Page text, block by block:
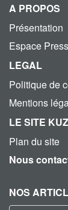
A PROPOS
Présentation
Espace
LEGAL
Politique de
Mentions
LE SITE
Plan du site
Nous
NOS